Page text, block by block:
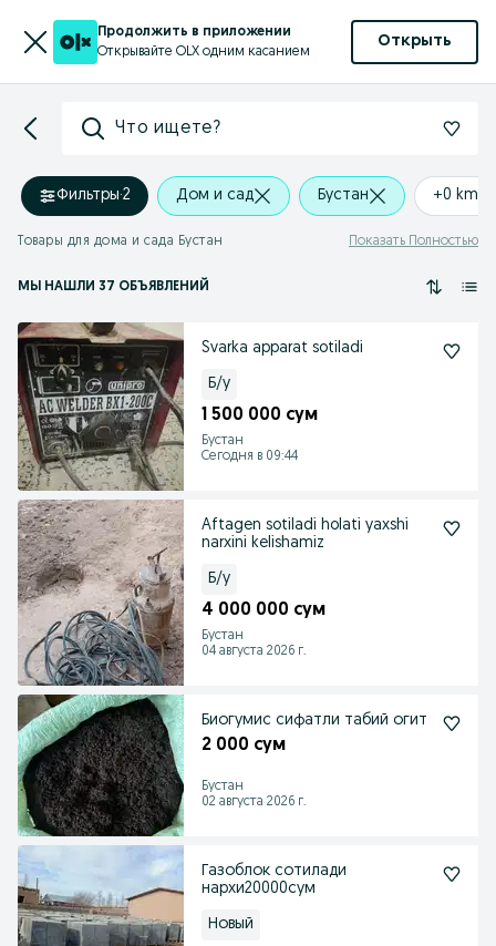
Продолжить в приложении
Открывайте OLX одним касанием
Открыть
Что ищете?
Фильтры·2 Дом и сад Бустан +0 km
Товары для дома и сада Бустан Показать Полностью
МЫ НАШЛИ 37 ОБЪЯВЛЕНИЙ
Svarka apparat sotiladi
Б/у
1 500 000 сум
Бустан
Сегодня в 09:44
Aftagen sotiladi holati yaxshi
narxini kelishamiz
Б/у
4 000 000 сум
Бустан
04 августа 2026 г.
Биогумис сифатли табий огит
2 000 сум
Бустан
02 августа 2026 г.
Газоблок сотилади
нархи20000сум
Новый